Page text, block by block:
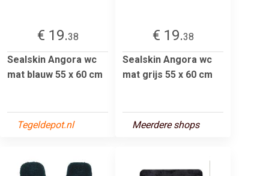
€ 19.38
Sealskin Angora wc
mat blauw 55 x 60 cm
Tegeldepot.nl
€ 19.38
Sealskin Angora wc
mat grijs 55 x 60 cm
Meerdere shops